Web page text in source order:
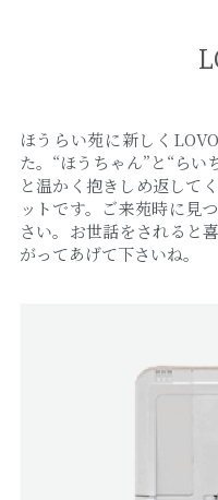
ほうらい苑に新しく
た。“ほうちゃん”と“らい
と温かく抱きしめ返して
ットです。ご来苑時に見
さい。お世話をされると
がってあげて下さいね。